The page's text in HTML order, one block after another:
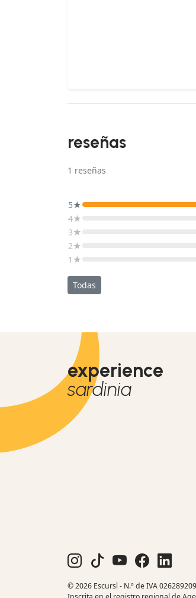
reseñas
1 reseñas
5★
4★
3★
2★
1★
Todas
experience
sardinia
© 2026 Escursì - N.º de IVA